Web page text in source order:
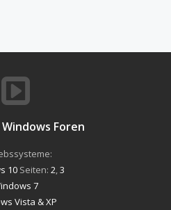
Foren
10Seiten: 2 3
7
Vista & XP